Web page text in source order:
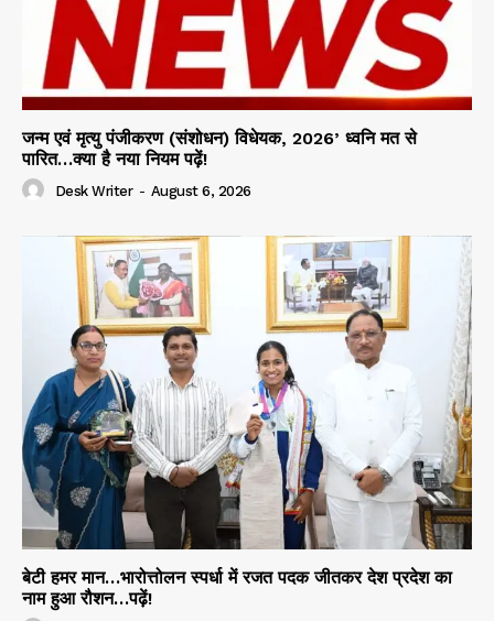
जन्म एवं मृत्यु पंजीकरण (संशोधन) विधेयक, 2026’ ध्वनि मत से
पारित…क्या है नया नियम पढ़ें!
Desk Writer - August 6, 2026
बेटी हमर मान…भारोत्तोलन स्पर्धा में रजत पदक जीतकर देश प्रदेश का
नाम हुआ रौशन…पढ़ें!